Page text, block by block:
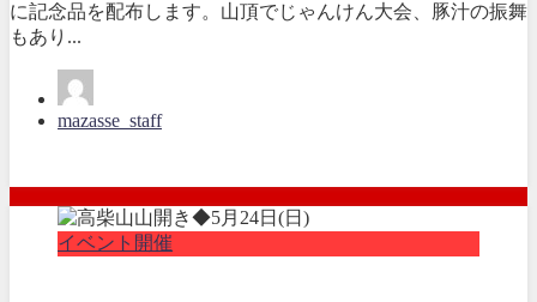
に記念品を配布します。山頂でじゃんけん大会、豚汁の振舞
もあり...
mazasse_staff
イベント開催